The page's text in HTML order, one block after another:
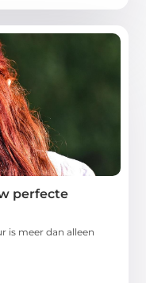
perfecte
is meer dan alleen